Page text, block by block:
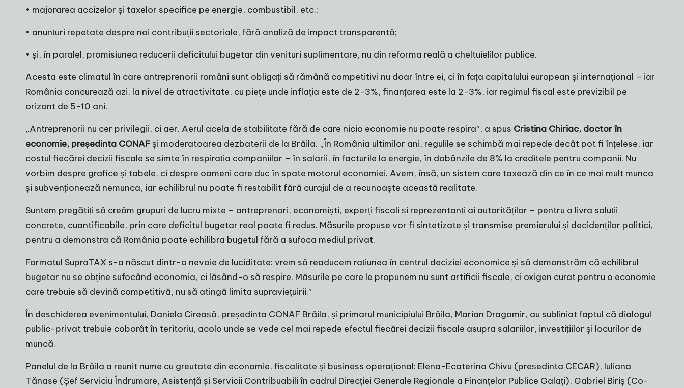
• majorarea accizelor și taxelor specifice pe energie, combustibil, etc.;
• anunțuri repetate despre noi contribuții sectoriale, fără analiză de impact transparentă;
• și, în paralel, promisiunea reducerii deficitului bugetar din venituri suplimentare, nu din reforma reală a cheltuielilor publice.
Acesta este climatul în care antreprenorii români sunt obligați să rămână competitivi nu doar între ei, ci în fața capitalului european și internațional – iar
România concurează azi, la nivel de atractivitate, cu piețe unde inflația este de 2-3%, finanțarea este la 2-3%, iar regimul fiscal este previzibil pe
orizont de 5-10 ani.
„Antreprenorii nu cer privilegii, ci aer. Aerul acela de stabilitate fără de care nicio economie nu poate respira”, a spus Cristina Chiriac, doctor în
economie, președinta CONAFși moderatoarea dezbaterii de la Brăila. „În România ultimilor ani, regulile se schimbă mai repede decât pot fi înțelese, iar
costul fiecărei decizii fiscale se simte în respirația companiilor – în salarii, în facturile la energie, în dobânzile de 8% la creditele pentru companii. Nu
vorbim despre grafice și tabele, ci despre oameni care duc în spate motorul economiei. Avem, însă, un sistem care taxează din ce în ce mai mult munca
și subvenționează nemunca, iar echilibrul nu poate fi restabilit fără curajul de a recunoaște această realitate.
Suntem pregătiți să creăm grupuri de lucru mixte – antreprenori, economiști, experți fiscali și reprezentanți ai autorităților – pentru a livra soluții
concrete, cuantificabile, prin care deficitul bugetar real poate fi redus. Măsurile propuse vor fi sintetizate și transmise premierului și decidenților politici,
pentru a demonstra că România poate echilibra bugetul fără a sufoca mediul privat.
Formatul SupraTAX s-a născut dintr-o nevoie de luciditate: vrem să readucem rațiunea în centrul deciziei economice și să demonstrăm că echilibrul
bugetar nu se obține sufocând economia, ci lăsând-o să respire. Măsurile pe care le propunem nu sunt artificii fiscale, ci oxigen curat pentru o economie
care trebuie să devină competitivă, nu să atingă limita supraviețuirii.”
În deschiderea evenimentului, Daniela Cireașă, președinta CONAF Brăila, și primarul municipiului Brăila, Marian Dragomir, au subliniat faptul că dialogul
public-privat trebuie coborât în teritoriu, acolo unde se vede cel mai repede efectul fiecărei decizii fiscale asupra salariilor, investițiilor și locurilor de
muncă.
Panelul de la Brăila a reunit nume cu greutate din economie, fiscalitate și business operațional: Elena-Ecaterina Chivu (președinta CECAR), Iuliana
Tănase (Șef Serviciu Îndrumare, Asistență și Servicii Contribuabili în cadrul Direcției Generale Regionale a Finanțelor Publice Galați), Gabriel Biriș (Co-